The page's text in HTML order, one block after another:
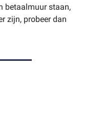
betaalmuur staan,
zijn, probeer dan